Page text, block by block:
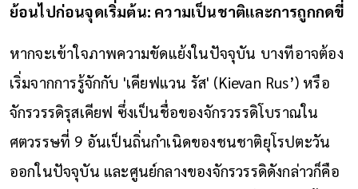
ย้อนไปก่อนจุดเริ่มต้น: ความเป็นชาติและการถูกกดขี่
หากจะเข้าใจภาพความขัดแย้งในปัจจุบัน บางทีอาจต้อง
เริ่มจากการรู้จักกับ 'เคียฟแวน รัส' (Kievan Rus’) หรือ
จักรวรรดิรุสเคียฟ ซึ่งเป็นชื่อของจักรวรรดิโบราณใน
ศตวรรษที่ 9 อันเป็นถิ่นกำเนิดของชนชาติยุโรปตะวัน
ออกในปัจจุบัน และศูนย์กลางของจักรวรรดิดังกล่าวก็คือ